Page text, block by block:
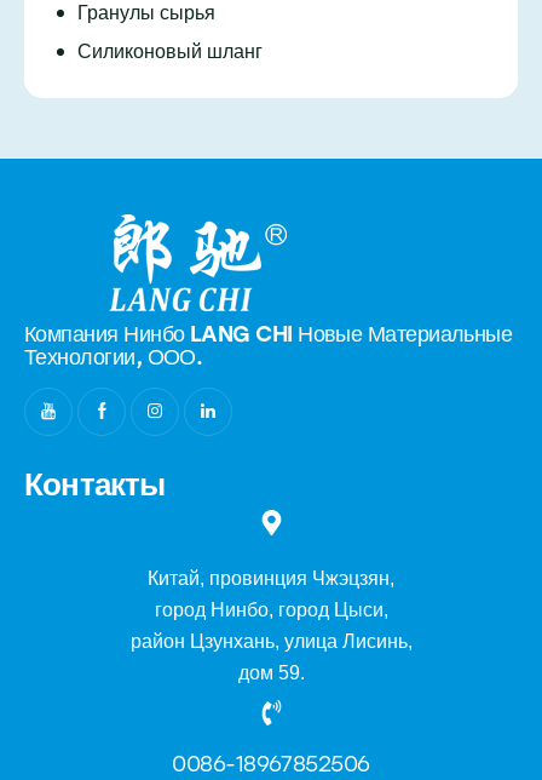
Гранулы сырья
Силиконовый шланг
Компания Нинбо LANG CHI Новые Материальные
Технологии, ООО.
Контакты
Китай, провинция Чжэцзян,
город Нинбо, город Цыси,
район Цзунхань, улица Лисинь,
дом 59.
0086-18967852506